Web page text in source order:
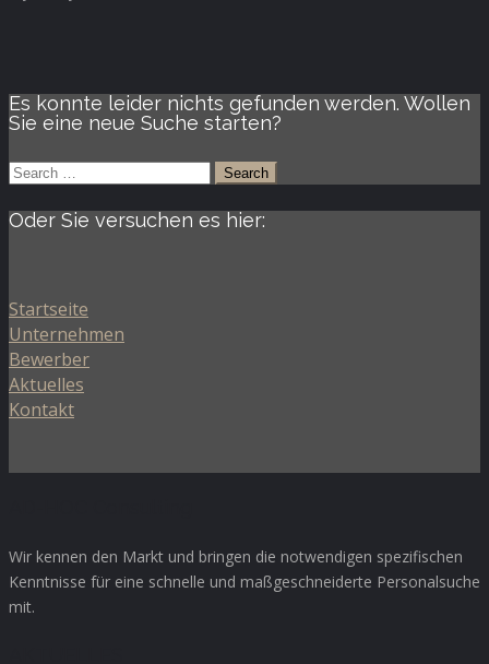
Es konnte leider nichts gefunden werden. Wollen
Sie eine neue Suche starten?
Oder Sie versuchen es hier:
Startseite
Unternehmen
Bewerber
Aktuelles
Kontakt
Wir kennen den Markt und bringen die notwendigen spezifischen
Kenntnisse für eine schnelle und maßgeschneiderte Personalsuche
mit.